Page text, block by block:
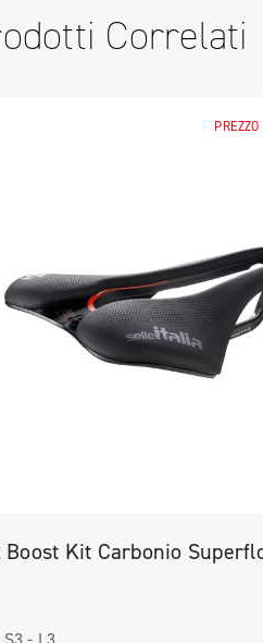
Correlati
Boost Kit Carbonio
S3 - L3